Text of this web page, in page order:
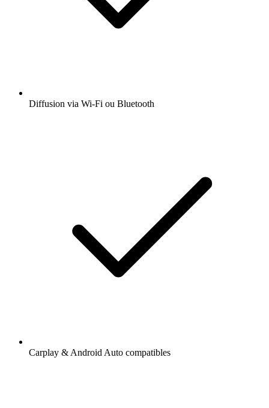
Diffusion via Wi-Fi ou Bluetooth
Carplay & Android Auto compatibles